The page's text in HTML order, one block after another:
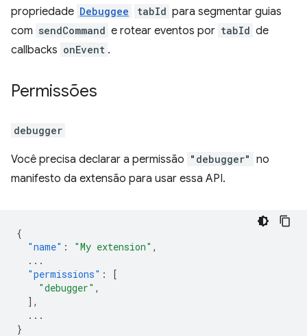
propriedade Debuggee tabId para segmentar guias
com sendCommand e rotear eventos por tabId de
callbacks onEvent .
Permissões
debugger
Você precisa declarar a permissão "debugger" no
manifesto da extensão para usar essa API.
{
"name" : "My extension" ,
...
"permissions" :
[
"debugger" ,
],
...
}